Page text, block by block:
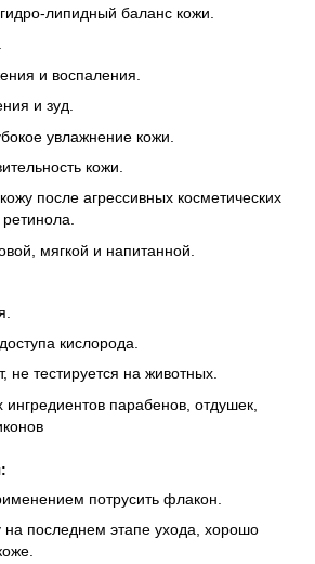
липидный баланс кожи.
и воспаления.
и зуд.
увлажнение кожи.
кожи.
после агрессивных косметических
ретинола.
мягкой и напитанной.
кислорода.
не тестируется на животных.
парабенов, отдушек,
потрусить флакон.
на последнем этапе ухода, хорошо